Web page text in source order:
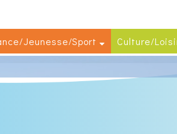
Jeunesse/Sport Culture/